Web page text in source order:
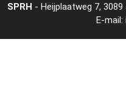
SPRH - Heijplaatweg 7,
E-mail: